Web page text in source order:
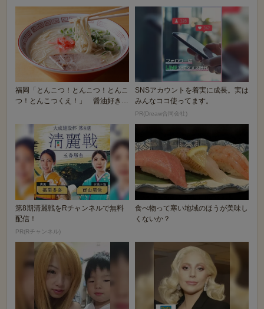
福岡「とんこつ！とんこつ！とんこ
つ！とんこつくえ！」 醤油好き俺
SNSアカウントを着実に成長。実は
みんなココ使ってます。
PR(Dreaw合同会社)
第8期清麗戦をRチャンネルで無料
配信！
PR(Rチャンネル)
食べ物って寒い地域のほうが美味し
くないか？